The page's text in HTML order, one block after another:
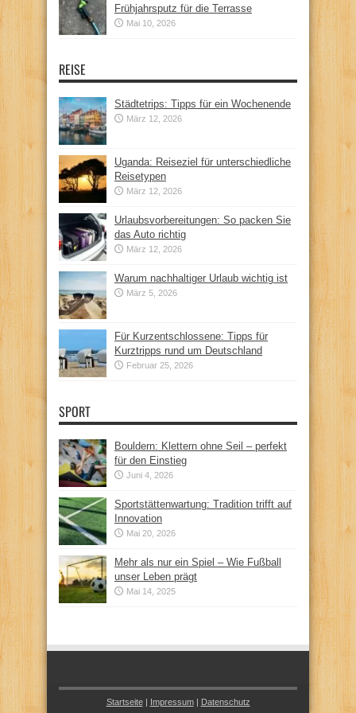
Frühjahrsputz für die Terrasse
Mai 10, 2026
REISE
Städtetrips: Tipps für ein Wochenende
März 12, 2026
Uganda: Reiseziel für unterschiedliche
Reisetypen
März 12, 2026
Urlaubsvorbereitungen: So packen Sie
das Auto richtig
März 12, 2026
Warum nachhaltiger Urlaub wichtig ist
März 5, 2026
Für Kurzentschlossene: Tipps für
Kurztripps rund um Deutschland
Februar 25, 2026
SPORT
Bouldern: Klettern ohne Seil – perfekt
für den Einstieg
Juni 4, 2026
Sportstättenwartung: Tradition trifft auf
Innovation
Mai 20, 2026
Mehr als nur ein Spiel – Wie Fußball
unser Leben prägt
Mai 14, 2025
Startseite| Impressum| Datenschutz